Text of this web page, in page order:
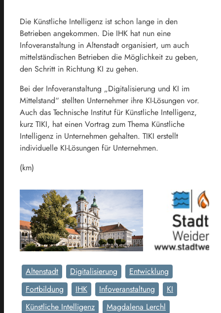
Die Künstliche Intelligenz ist schon lange in den
Betrieben angekommen. Die IHK hat nun eine
Infoveranstaltung in Altenstadt organisiert, um auch
mittelständischen Betrieben die Möglichkeit zu geben,
den Schritt in Richtung KI zu gehen.
Bei der Infoveranstaltung „Digitalisierung und KI im
Mittelstand“ stellten Unternehmer ihre KI-Lösungen vor.
Auch das Technische Institut für Künstliche Intelligenz,
kurz TIKI, hat einen Vortrag zum Thema Künstliche
Intelligenz in Unternehmen gehalten. TIKI erstellt
individuelle KI-Lösungen für Unternehmen.
(km)
Altenstadt Digitalisierung
Entwicklung
Fortbildung
IHK Infoveranstaltung
KI
Künstliche Intelligenz
Magdalena Lerchl